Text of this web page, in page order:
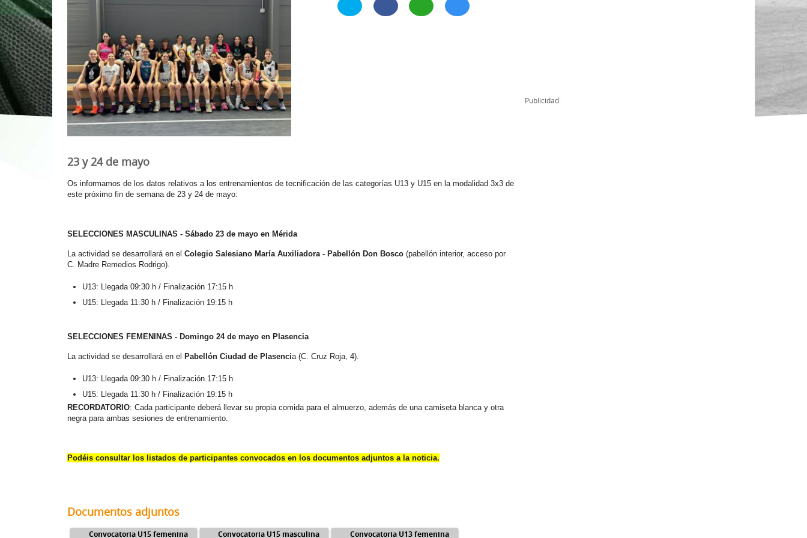
3x3
Plan Minibasket
Copa de Extremadura
Torneos Amistosos
Formación Continua/Permanente
Tarifas
Subvenciones
23 y 24 de mayo
Os informamos de los datos relativos a los entrenamientos de tecnificación de las categorías U13 y U15 en la modalidad 3x3 de
este próximo fin de semana de 23 y 24 de mayo:
SELECCIONES MASCULINAS - Sábado 23 de mayo en Mérida
La actividad se desarrollará en el Colegio Salesiano María Auxiliadora - Pabellón Don Bosco (pabellón interior, acceso por
C. Madre Remedios Rodrigo).
U13: Llegada 09:30 h / Finalización 17:15 h
U15: Llegada 11:30 h / Finalización 19:15 h
SELECCIONES FEMENINAS - Domingo 24 de mayo en Plasencia
La actividad se desarrollará en el Pabellón Ciudad de Plasencia (C. Cruz Roja, 4).
U13: Llegada 09:30 h / Finalización 17:15 h
U15: Llegada 11:30 h / Finalización 19:15 h
RECORDATORIO: Cada participante deberá llevar su propia comida para el almuerzo, además de una camiseta blanca y otra
negra para ambas sesiones de entrenamiento.
Podéis consultar los listados de participantes convocados en los documentos adjuntos a la noticia.
Documentos adjuntos
Convocatoria U15 femenina Convocatoria U15 masculina
Convocatoria U13 femenina
Publicidad: